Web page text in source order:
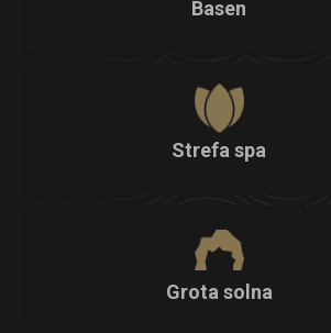
Basen
Strefa spa
Grota solna